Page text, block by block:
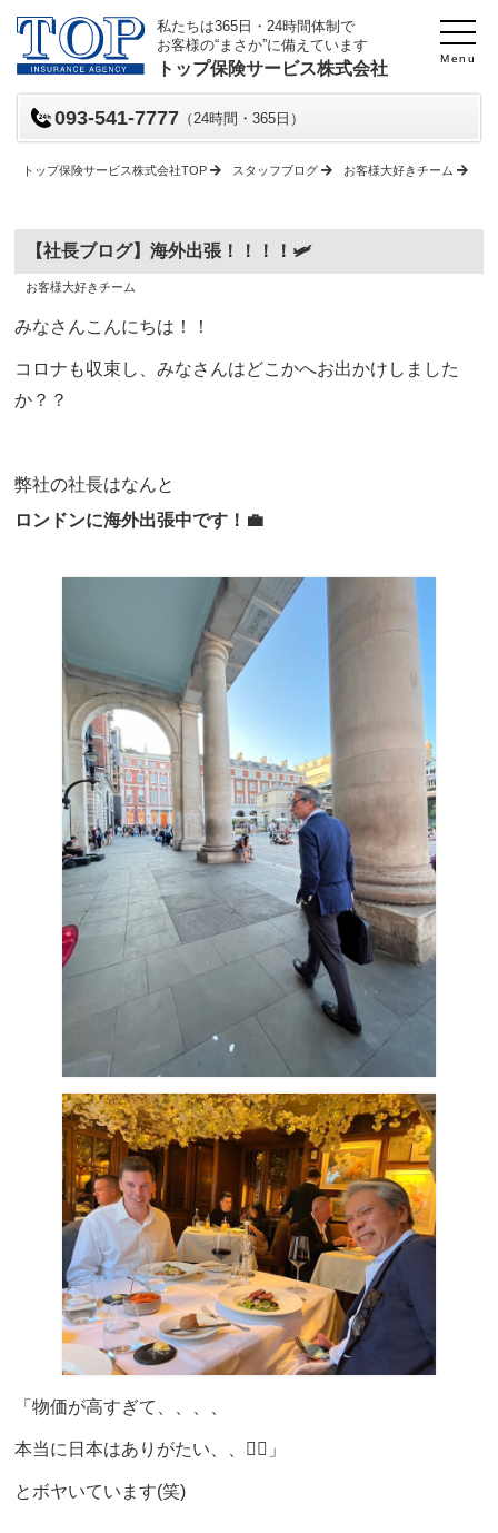
Menu
私たちは365日・24時間体制で
お客様の“まさか”に備えています
トップ保険サービス株式会社
093-541-7777 （24時間・365日）
トップ保険サービス株式会社TOP スタッフブログ お客様大好きチーム
【社長ブログ】海外出張！！！！🛩
投
お客様大好きチーム
みなさんこんにちは！！
コロナも収束し、みなさんはどこかへお出かけしました
か？？
弊社の社長はなんと
ロンドンに海外出張中です！💼
「物価が高すぎて、、、、
本当に日本はありがたい、、🙇‍♂️」
とボヤいています(笑)